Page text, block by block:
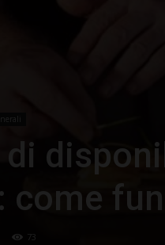
di
come
73